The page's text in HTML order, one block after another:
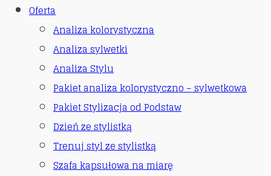
Oferta
Analiza kolorystyczna
Analiza sylwetki
Analiza Stylu
Pakiet analiza kolorystyczno – sylwetkowa
Pakiet Stylizacja od Podstaw
Dzień ze stylistką
Trenuj styl ze stylistką
Szafa kapsułowa na miarę